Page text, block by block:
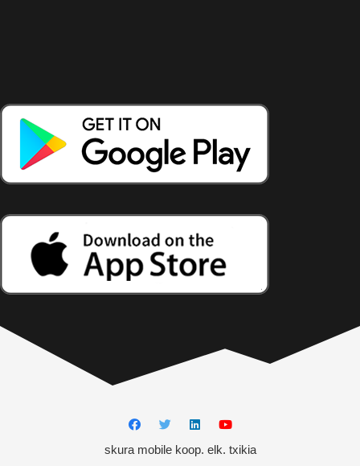
skura mobile koop. elk. txikia